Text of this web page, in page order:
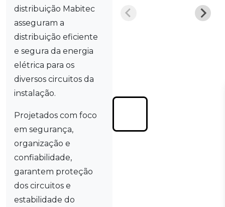
distribuição Mabitec
asseguram a
distribuição eficiente
e segura da energia
elétrica para os
diversos circuitos da
instalação.
Projetados com foco
em segurança,
organização e
confiabilidade,
garantem proteção
dos circuitos e
estabilidade do